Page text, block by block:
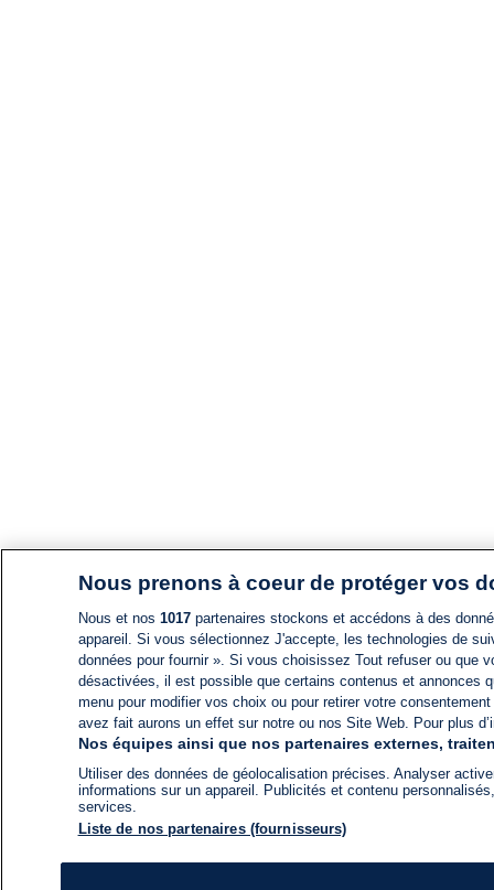
Nous prenons à coeur de protéger vos
Nous et nos 1017partenaires stockons et accédons à des
appareil. Si vous sélectionnez J'accepte, les technologies de
données pour fournir ». Si vous choisissez Tout refuser ou
désactivées, il est possible que certains contenus et annonces
menu pour modifier vos choix ou pour retirer votre
avez fait aurons un effet sur notre ou nos Site Web. Pour plus
Nos équipes ainsi que nos partenaires externes,
Utiliser des données de géolocalisation précises. Analyser
informations sur un appareil. Publicités et contenu
services.
Liste de nos partenaires (fournisseurs)